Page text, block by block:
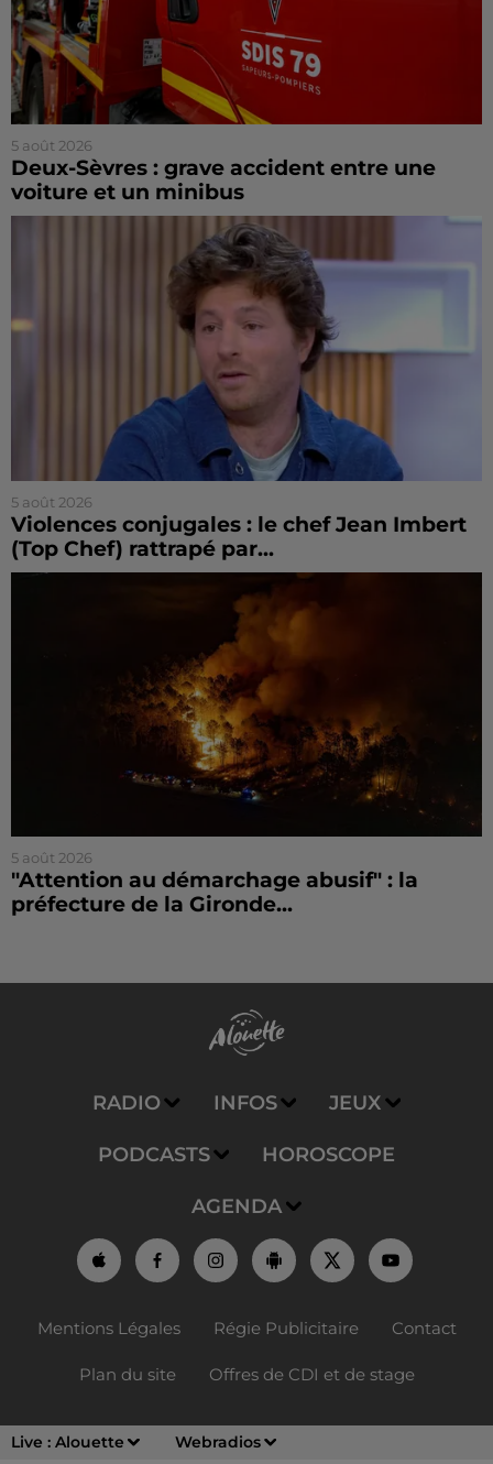
Live : Alouette Webradios
5 août 2026
Deux-Sèvres : grave accident entre une
voiture et un minibus
5 août 2026
Violences conjugales : le chef Jean Imbert
(Top Chef) rattrapé par...
5 août 2026
"Attention au démarchage abusif" : la
préfecture de la Gironde...
RADIO INFOS JEUX
PODCASTS HOROSCOPE
AGENDA
Mentions Légales Régie Publicitaire Contact
Plan du site Offres de CDI et de stage